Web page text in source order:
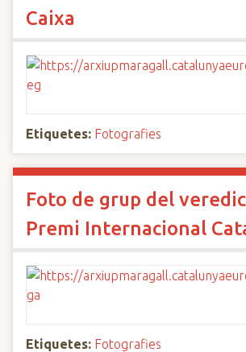
Caixa
Etiquetes: Fotografies
Foto de grup del
Premi Internacional
Etiquetes: Fotografies